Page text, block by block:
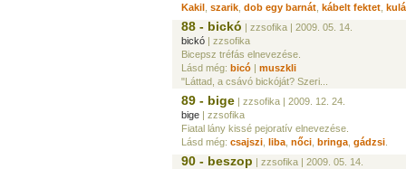
Kakil szarik dob egy barnát kábelt fektet
88 - bickó | zzsofika | 2009. 05. 14.
bickó | zzsofika
Bicepsz tréfás elnevezése.
Lásd még: bicó | muszkli
"Láttad, a csávó bickóját? Szeri...
89 - bige | zzsofika | 2009. 12. 24.
bige | zzsofika
Fiatal lány kissé pejoratív elnevezése.
Lásd még: csajszi liba nőci bringa gádzsi
90 - beszop | zzsofika | 2009. 05. 14.